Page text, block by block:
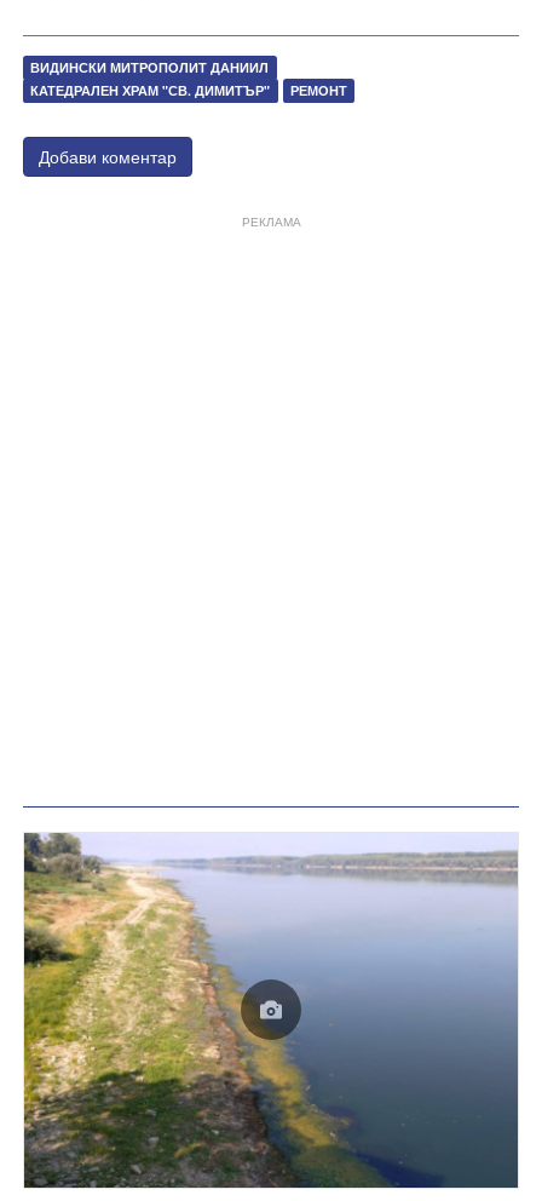
ВИДИНСКИ МИТРОПОЛИТ ДАНИИЛ
КАТЕДРАЛЕН ХРАМ "СВ. ДИМИТЪР"
РЕМОНТ
Добави коментар
РЕКЛАМА